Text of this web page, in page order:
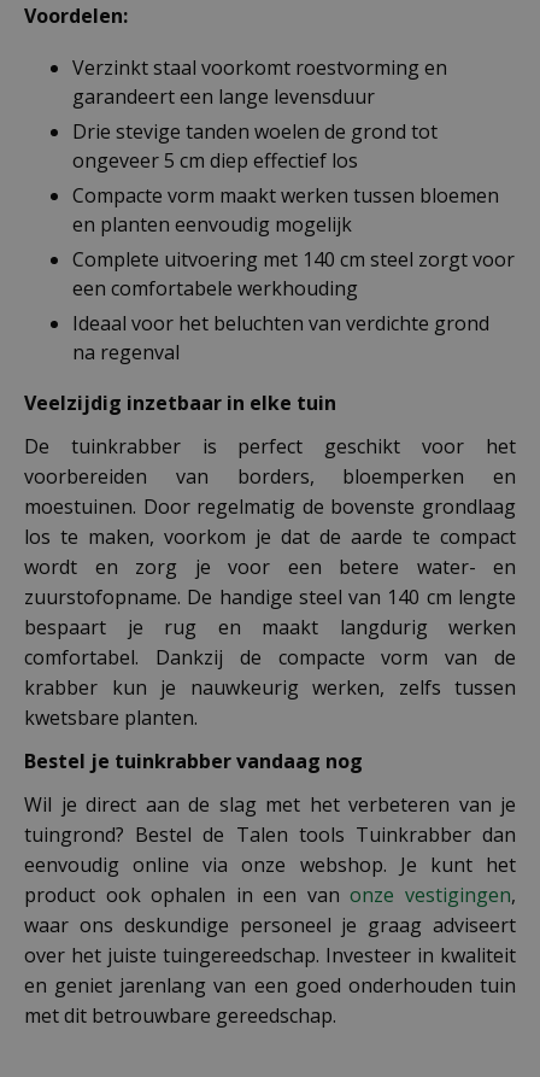
Voordelen:
Verzinkt staal voorkomt roestvorming en
garandeert een lange levensduur
Drie stevige tanden woelen de grond tot
ongeveer 5 cm diep effectief los
Compacte vorm maakt werken tussen bloemen
en planten eenvoudig mogelijk
Complete uitvoering met 140 cm steel zorgt voor
een comfortabele werkhouding
Ideaal voor het beluchten van verdichte grond
na regenval
Veelzijdig inzetbaar in elke tuin
De tuinkrabber is perfect geschikt voor het
voorbereiden van borders, bloemperken en
moestuinen. Door regelmatig de bovenste grondlaag
los te maken, voorkom je dat de aarde te compact
wordt en zorg je voor een betere water- en
zuurstofopname. De handige steel van 140 cm lengte
bespaart je rug en maakt langdurig werken
comfortabel. Dankzij de compacte vorm van de
krabber kun je nauwkeurig werken, zelfs tussen
kwetsbare planten.
Bestel je tuinkrabber vandaag nog
Wil je direct aan de slag met het verbeteren van je
tuingrond? Bestel de Talen tools Tuinkrabber dan
eenvoudig online via onze webshop. Je kunt het
product ook ophalen in een vanonze vestigingen,
waar ons deskundige personeel je graag adviseert
over het juiste tuingereedschap. Investeer in kwaliteit
en geniet jarenlang van een goed onderhouden tuin
met dit betrouwbare gereedschap.